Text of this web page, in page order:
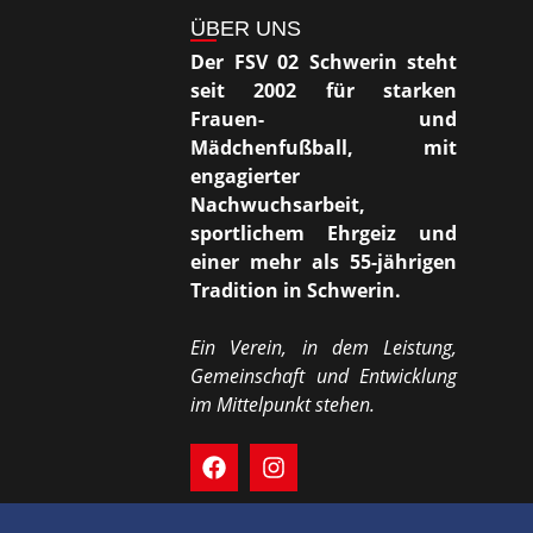
ÜBER UNS
Der FSV 02 Schwerin steht
seit 2002 für starken
Frauen- und
Mädchenfußball, mit
engagierter
Nachwuchsarbeit,
sportlichem Ehrgeiz und
einer mehr als 55-jährigen
Tradition in Schwerin.
Ein Verein, in dem Leistung,
Gemeinschaft und Entwicklung
im Mittelpunkt stehen.